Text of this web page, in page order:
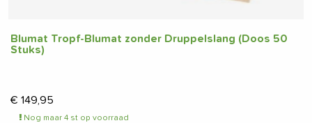
Blumat Tropf-Blumat zonder Druppelslang (Doos 50
Stuks)
€ 149,95
Nog maar 4 st op voorraad